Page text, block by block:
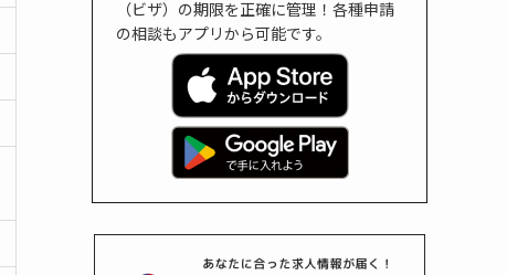
（ビザ）の期限を正確に管理！各種申請
の相談もアプリから可能です。